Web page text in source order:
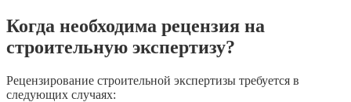
Когда необходима рецензия на
строительную экспертизу?
Рецензирование строительной экспертизы требуется в
следующих случаях: